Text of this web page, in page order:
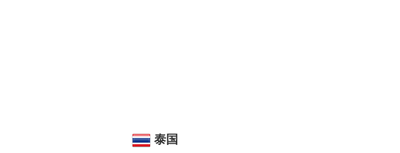
泰国